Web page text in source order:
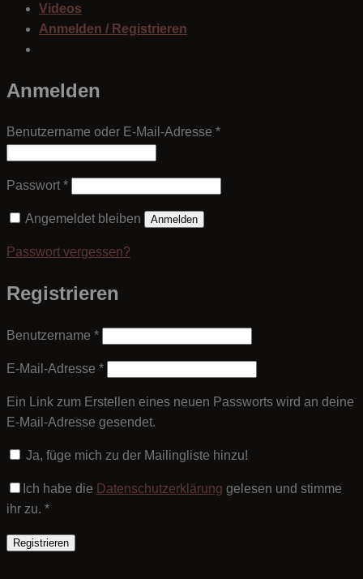
Videos
Anmelden / Registrieren
Anmelden
Benutzername oder E-Mail-Adresse *Erforderlich
Passwort*Erforderlich
Angemeldet bleiben Anmelden
Passwort vergessen?
Registrieren
Benutzername *Erforderlich
E-Mail-Adresse *Erforderlich
Ein Link zum Erstellen eines neuen Passworts wird an deine
E-Mail-Adresse gesendet.
Ja, füge mich zu der Mailingliste hinzu!
Ich habe die Datenschutzerklärung gelesen und stimme
ihr zu. *
Registrieren